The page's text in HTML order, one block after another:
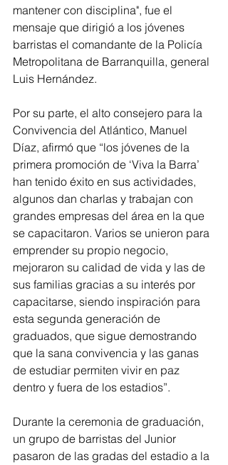
mantener con disciplina", fue el
mensaje que dirigió a los jóvenes
barristas el comandante de la Policía
Metropolitana de Barranquilla, general
Luis Hernández.
Por su parte, el alto consejero para la
Convivencia del Atlántico, Manuel
Díaz, afirmó que “los jóvenes de la
primera promoción de ‘Viva la Barra’
han tenido éxito en sus actividades,
algunos dan charlas y trabajan con
grandes empresas del área en la que
se capacitaron. Varios se unieron para
emprender su propio negocio,
mejoraron su calidad de vida y las de
sus familias gracias a su interés por
capacitarse, siendo inspiración para
esta segunda generación de
graduados, que sigue demostrando
que la sana convivencia y las ganas
de estudiar permiten vivir en paz
dentro y fuera de los estadios”.
Durante la ceremonia de graduación,
un grupo de barristas del Junior
pasaron de las gradas del estadio a la